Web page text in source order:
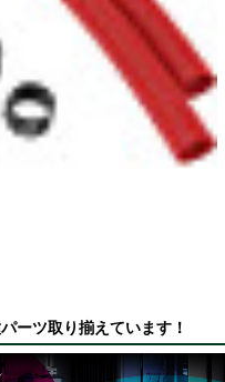
ーツ取り揃えています！